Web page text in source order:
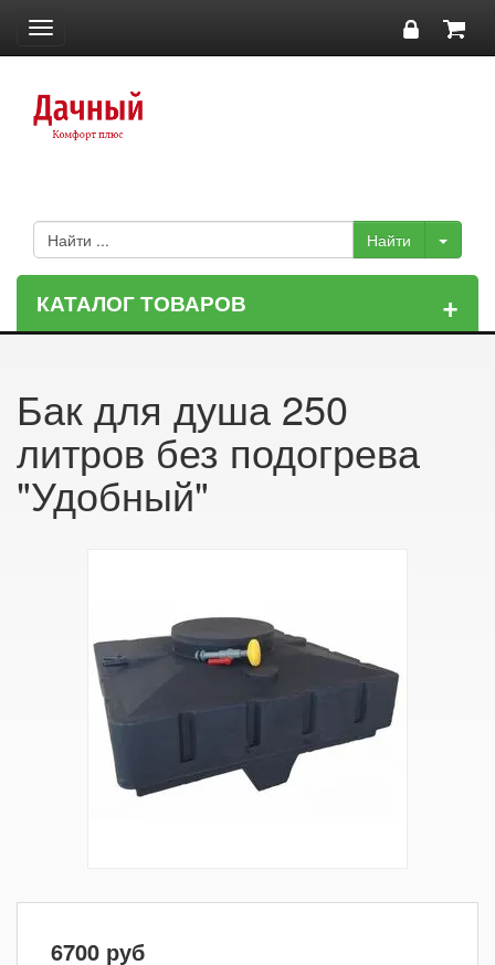
Toggle
navigation
КАТАЛОГ ТОВАРОВ +
Бак для душа 250
литров без подогрева
"Удобный"
6700 руб